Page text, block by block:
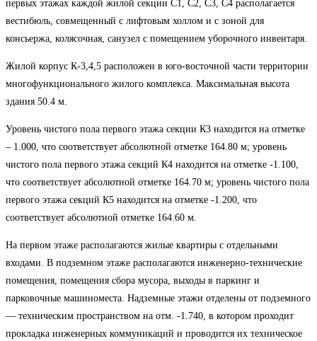
первых этажах каждой жилой секции С1, С2, С3, С4 располагается
вестибюль, совмещенный с лифтовым холлом и с зоной для
консьержа, колясочная, санузел с помещением уборочного инвентаря.
Жилой корпус К-3,4,5 расположен в юго-восточной части территории
многофункционального жилого комплекса. Максимальная высота
здания 50.4 м.
Уровень чистого пола первого этажа секции К3 находится на отметке
– 1.000, что соответствует абсолютной отметке 164.80 м; уровень
чистого пола первого этажа секций К4 находится на отметке -1.100,
что соответствует абсолютной отметке 164.70 м; уровень чистого пола
первого этажа секций К5 находится на отметке -1.200, что
соответствует абсолютной отметке 164.60 м.
На первом этаже располагаются жилые квартиры с отдельными
входами. В подземном этаже располагаются инженерно-технические
помещения, помещения сбора мусора, выходы в паркинг и
парковочные машиноместа. Надземные этажи отделены от подземного
— техническим пространством на отм. -1.740, в котором проходит
прокладка инженерных коммуникаций и проводится их техническое